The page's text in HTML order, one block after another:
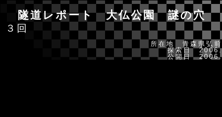
隧道レポート 大仏公園 謎の穴
３回
所在地 青森県弘
探索日
公開日